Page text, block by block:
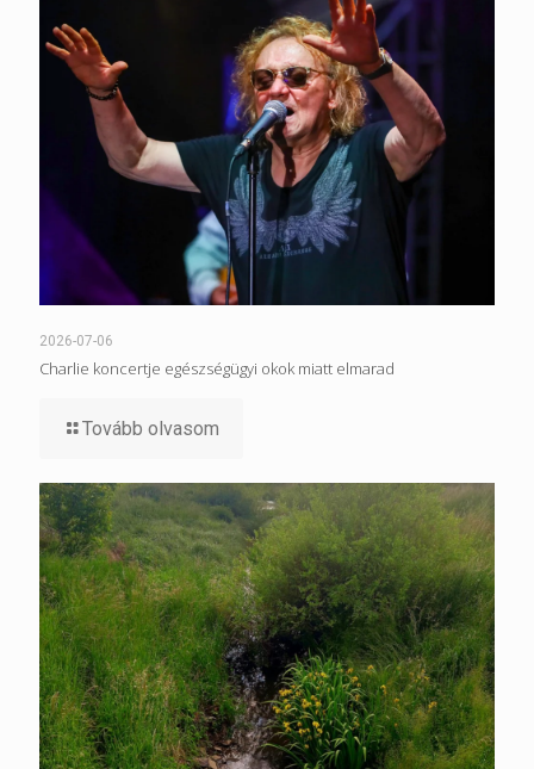
2026-07-06
Charlie koncertje egészségügyi okok miatt elmarad
Tovább olvasom